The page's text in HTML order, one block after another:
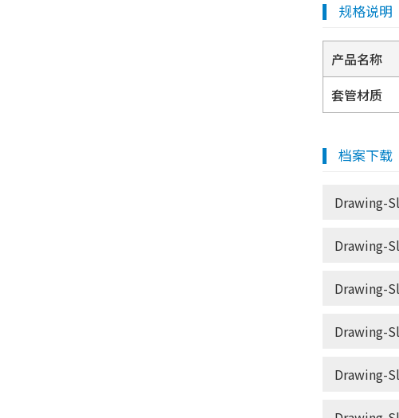
规格说明
产品名称
套管材质
档案下载
Drawing-
Drawing-
Drawing-
Drawing-
Drawing-